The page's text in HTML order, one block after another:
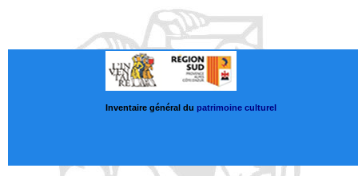
Inventaire général du patrimoine culturel